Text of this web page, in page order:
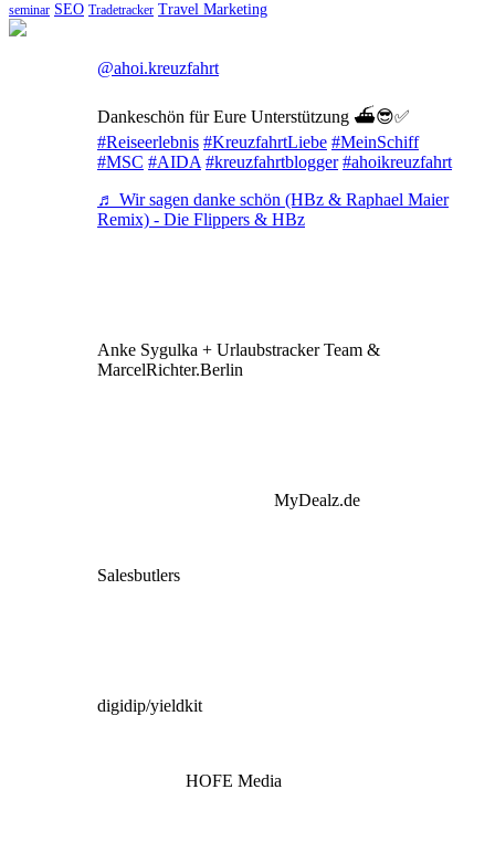
seminar SEO Tradetracker Travel Marketing
@ahoi.kreuzfahrt
Dankeschön für Eure Unterstützung ⛴️😎✅
#Reiseerlebnis #KreuzfahrtLiebe #MeinSchiff
#MSC #AIDA #kreuzfahrtblogger #ahoikreuzfahrt
♬ Wir sagen danke schön (HBz & Raphael Maier
Remix) - Die Flippers & HBz
Anke Sygulka + Urlaubstracker Team &
MarcelRichter.Berlin
MyDealz.de
Salesbutlers
digidip/yieldkit
HOFE Media